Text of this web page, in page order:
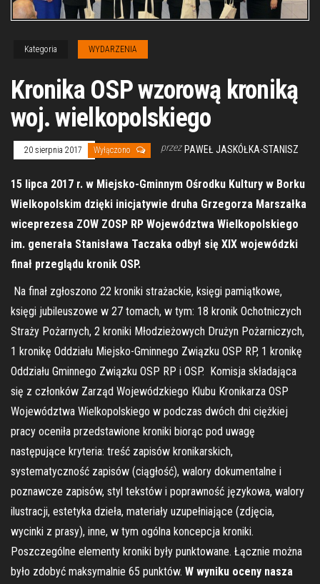
Kategoria WYDARZENIA
Kronika OSP wzorową kroniką
woj. wielkopolskiego
20 sierpnia 2017 Wyłączono przez PAWEŁ JASKÓŁKA-STANISZ
15 lipca 2017 r. w Miejsko-Gminnym Ośrodku Kultury w Borku
Wielkopolskim dzięki inicjatywie druha Grzegorza Marszałka
wiceprezesa ZOW ZOSP RP Województwa Wielkopolskiego
im. generała Stanisława Taczaka odbył się XIX wojewódzki
finał przeglądu kronik OSP.
Na finał zgłoszono 22 kroniki strażackie, księgi pamiątkowe,
księgi jubileuszowe w 27 tomach, w tym: 18 kronik Ochotniczych
Straży Pożarnych, 2 kroniki Młodzieżowych Drużyn Pożarniczych,
1 kronikę Oddziału Miejsko-Gminnego Związku OSP RP, 1 kronikę
Oddziału Gminnego Związku OSP RP i OSP. Komisja składająca
się z członków Zarząd Wojewódzkiego Klubu Kronikarza OSP
Województwa Wielkopolskiego w podczas dwóch dni ciężkiej
pracy oceniła przedstawione kroniki biorąc pod uwagę
następujące kryteria: treść zapisów kronikarskich,
systematyczność zapisów (ciągłość), walory dokumentalne i
poznawcze zapisów, styl tekstów i poprawność językowa, walory
ilustracji, estetyka dzieła, materiały uzupełniające (zdjęcia,
wycinki z prasy), inne, w tym ogólna koncepcja kroniki.
Poszczególne elementy kroniki były punktowane. Łącznie można
było zdobyć maksymalnie 65 punktów. W wyniku oceny nasza